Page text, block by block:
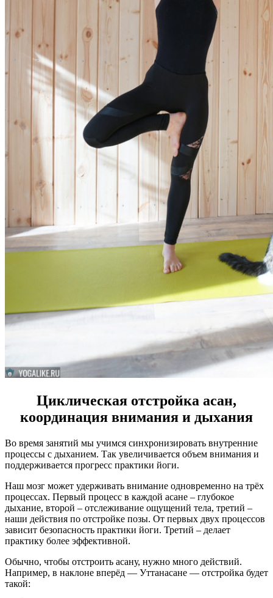
Циклическая отстройка асан,
координация внимания и дыхания
Во время занятий мы учимся синхронизировать внутренние
процессы с дыханием. Так увеличивается объем внимания и
поддерживается прогресс практики йоги.
Наш мозг может удерживать внимание одновременно на трëх
процессах. Первый процесс в каждой асане – глубокое
дыхание, второй – отслеживание ощущений тела, третий –
наши действия по отстройке позы. От первых двух процессов
зависит безопасность практики йоги. Третий – делает
практику более эффективной.
Обычно, чтобы отстроить асану, нужно много действий.
Например, в наклоне вперёд — Уттанасане — отстройка будет
такой: